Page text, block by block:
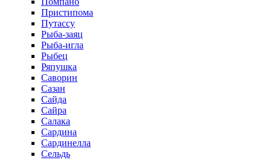
Пристипома
Путассу
Рыба-заяц
Рыба-игла
Рыбец
Ряпушка
Саворин
Сазан
Сайда
Сайра
Салака
Сардина
Сардинелла
Сельдь